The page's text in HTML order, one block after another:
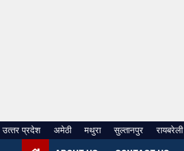
उत्‍तर प्रदेश अमेठी मथुरा सुल्तानपुर रायबरेली